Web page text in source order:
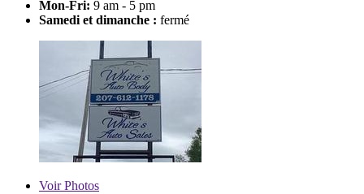
Mon-Fri: 9 am - 5 pm
Samedi et dimanche : fermé
VoirPhotos